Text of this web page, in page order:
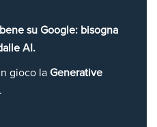
su Google: bisogna
AI.
gioco la Generative
.